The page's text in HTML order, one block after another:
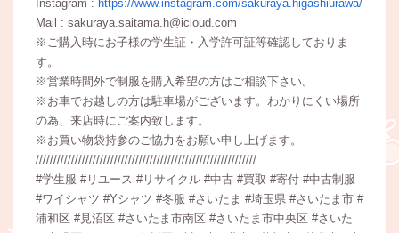
Instagram : https://www.instagram.com/sakuraya.higashiurawa/
Mail : sakuraya.saitama.h@icloud.com
※ご購入時にお子様の学生証・入学許可証等確認しておりま
す。
※営業時間外で制服を購入希望の方はご相談下さい。
※お車でお越しの方は駐車場がございます。わかりにくい場所
の為、来店時にご案内致します。
※お買い物袋持参のご協力をお願い申し上げます。
//////////////////////////////////////////////////////////////
#学生服 #リユース #リサイクル #中古 #買取 #寄付 #中古制服
#ワイシャツ #Yシャツ #冬服 #さいたま #埼玉県 #さいたま市 #
浦和区 #見沼区 #さいたま市南区 #さいたま市中央区 #さいた